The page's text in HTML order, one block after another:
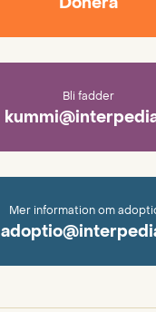
Bli fadder
Mer information om